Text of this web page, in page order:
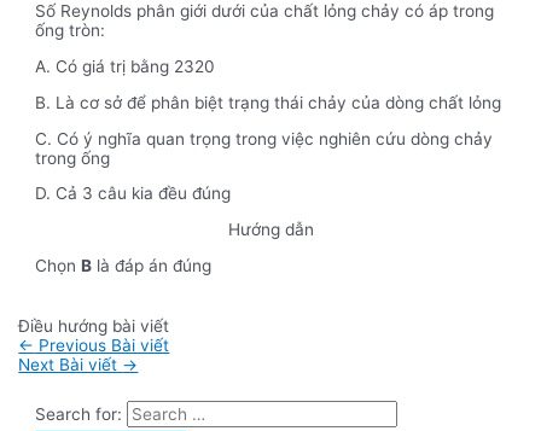
Số Reynolds phân giới dưới của chất lỏng chảy có áp trong
ống tròn:
A. Có giá trị bằng 2320
B. Là cơ sở để phân biệt trạng thái chảy của dòng chất lỏng
C. Có ý nghĩa quan trọng trong việc nghiên cứu dòng chảy
trong ống
D. Cả 3 câu kia đều đúng
Hướng dẫn
ChọnB là đáp án đúng
Điều hướng bài viết
← Previous Bài viết
Next Bài viết →
Search for: